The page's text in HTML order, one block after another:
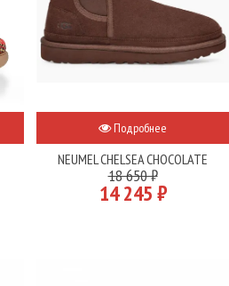
Подробнее
NEUMEL CHELSEA CHOCOLATE
18 650 ₽
14 245 ₽